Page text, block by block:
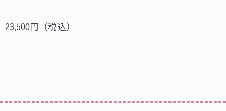
23,500円（税込）